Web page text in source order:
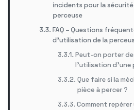
incidents pour la
perceuse
FAQ – Questions
d’utilisation de la
Peut-on porter
l’utilisation d’une
Que faire si la
pièce à percer ?
Comment